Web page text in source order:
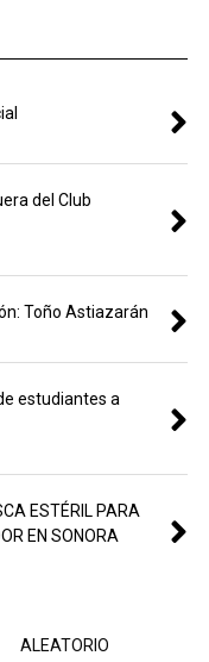
del Club
Toño Astiazarán
estudiantes a
ESTÉRIL PARA
EN SONORA
ALEATORIO